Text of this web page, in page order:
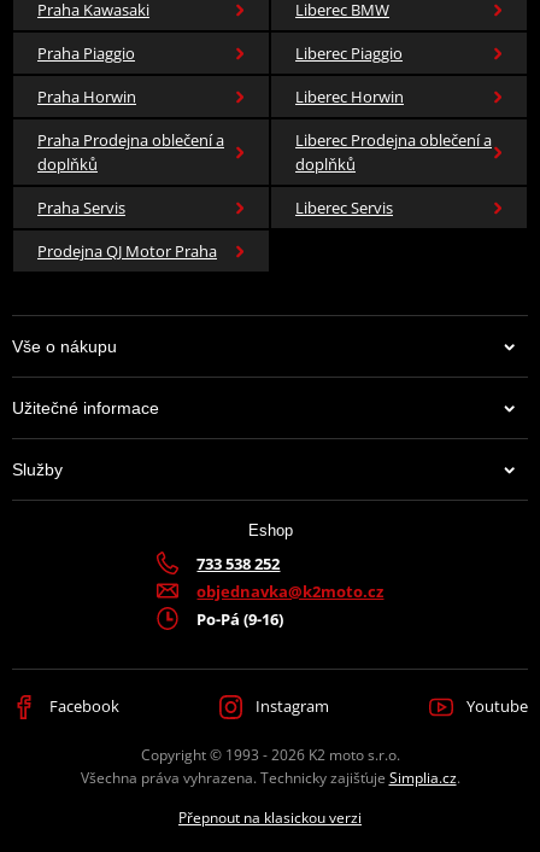
Praha Kawasaki
Liberec BMW
Praha Piaggio
Liberec Piaggio
Praha Horwin
Liberec Horwin
Praha Prodejna oblečení a
doplňků
Liberec Prodejna oblečení a
doplňků
Praha Servis
Liberec Servis
Prodejna QJ Motor Praha
Vše o nákupu
Užitečné informace
Služby
Eshop
733 538 252
objednavka@k2moto.cz
Po-Pá (9-16)
Facebook Instagram Youtube
Copyright © 1993 - 2026 K2 moto s.r.o.
Všechna práva vyhrazena. Technicky zajišťuje Simplia.cz.
Přepnout na klasickou verzi